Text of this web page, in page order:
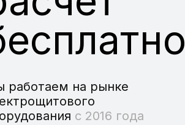
работаем на рынке
с 2016 года